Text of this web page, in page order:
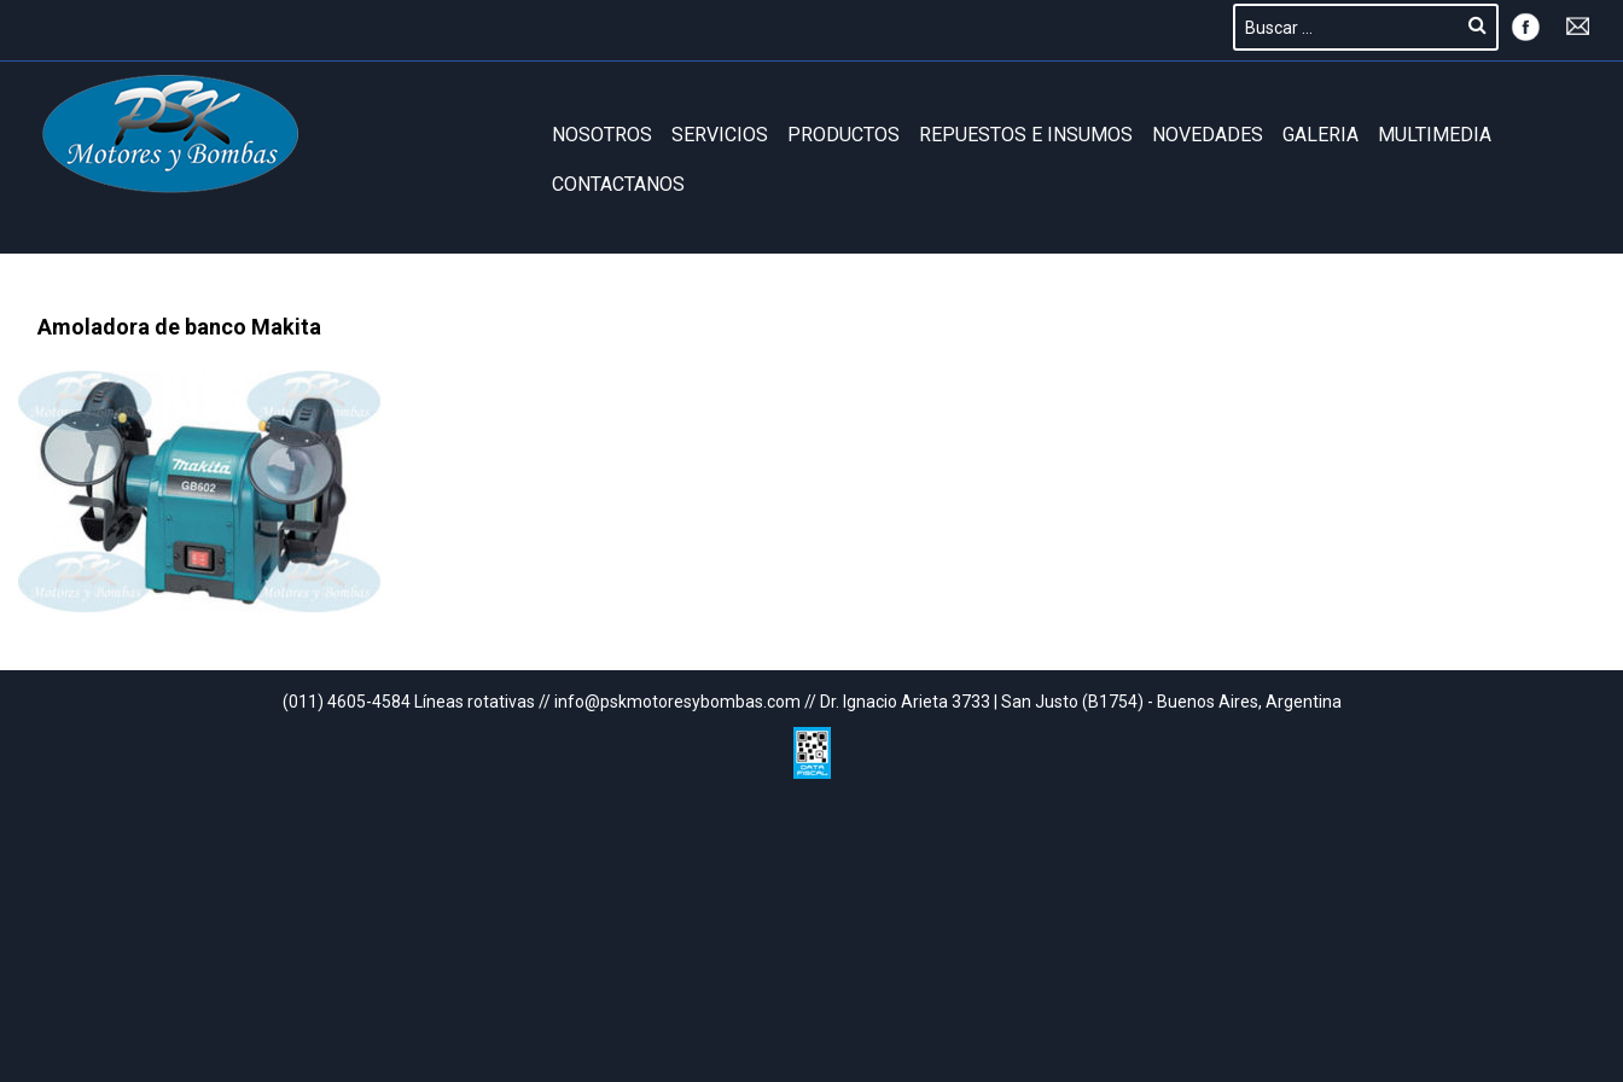
NOSOTROS SERVICIOS PRODUCTOS REPUESTOS E INSUMOS NOVEDADES GALERIA MULTIMEDIA
CONTACTANOS
Amoladora de banco Makita
(011) 4605-4584 Líneas rotativas // info@pskmotoresybombas.com // Dr. Ignacio Arieta 3733 | San Justo (B1754) - Buenos Aires, Argentina